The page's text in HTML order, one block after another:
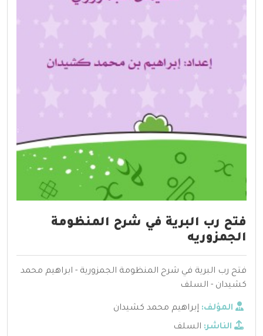
فتح رب البرية في شرح المنظومة
الجمزوريه
فتح رب البرية في شرح المنظومة الجمزورية - ابراهيم محمد
كشيدان - السلف
المؤلف: إبراهيم محمد كشيدان
الناشر: السلف